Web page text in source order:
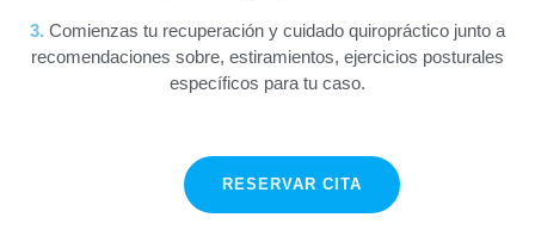
3. Comienzas tu recuperación y cuidado quiropráctico junto a
recomendaciones sobre, estiramientos, ejercicios posturales
específicos para tu caso.
RESERVAR CITA